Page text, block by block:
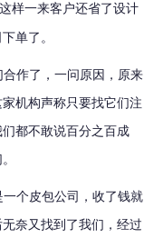
样一来客户还省了设计
单了。
作了，一问原因，原来
机构声称只要找它们注
都不敢说百分之百成
个皮包公司，收了钱就
奈又找到了我们，经过